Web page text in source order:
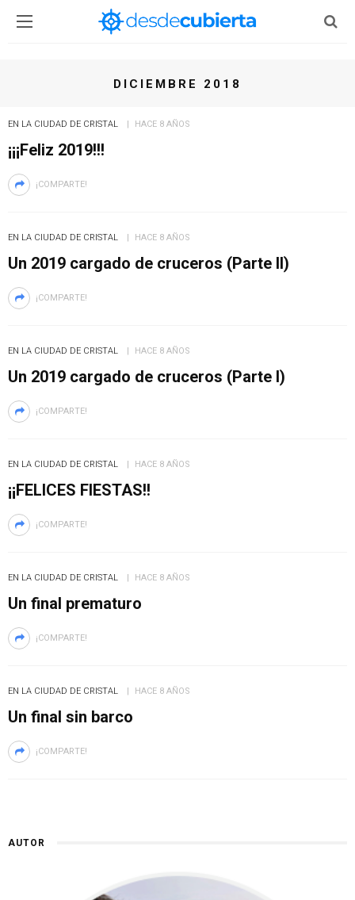
DICIEMBRE 2018
EN LA CIUDAD DE CRISTAL HACE 8 AÑOS
¡¡¡Feliz 2019!!!
¡COMPARTE!
EN LA CIUDAD DE CRISTAL HACE 8 AÑOS
Un 2019 cargado de cruceros (Parte II)
¡COMPARTE!
EN LA CIUDAD DE CRISTAL HACE 8 AÑOS
Un 2019 cargado de cruceros (Parte I)
¡COMPARTE!
EN LA CIUDAD DE CRISTAL HACE 8 AÑOS
¡¡FELICES FIESTAS!!
¡COMPARTE!
EN LA CIUDAD DE CRISTAL HACE 8 AÑOS
Un final prematuro
¡COMPARTE!
EN LA CIUDAD DE CRISTAL HACE 8 AÑOS
Un final sin barco
¡COMPARTE!
AUTOR